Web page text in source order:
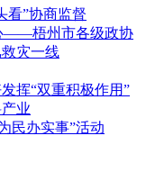
看”协商监督
——梧州市各级政协
灾一线
挥“双重积极作用”
业
民办实事”活动